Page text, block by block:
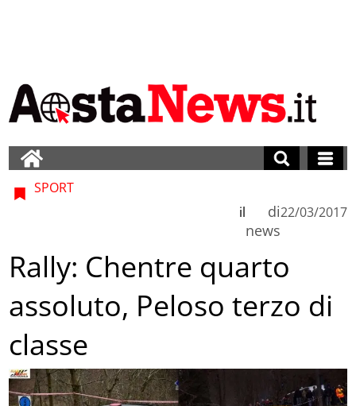
SPORT
di
news
il 22/03/2017
Rally: Chentre quarto
assoluto, Peloso terzo di
classe